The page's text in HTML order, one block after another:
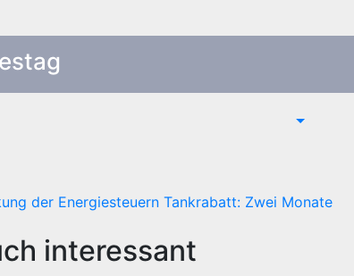
der Energiesteuern Tankrabatt: Zwei Monate
interessant